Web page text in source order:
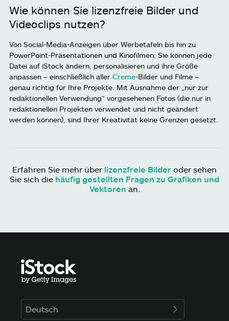
Wie können Sie lizenzfreie Bilder und
Videoclips nutzen?
Von Social-Media-Anzeigen über Werbetafeln bis hin zu
PowerPoint-Präsentationen und Kinofilmen: Sie können jede
Datei auf iStock ändern, personalisieren und ihre Größe
anpassen – einschließlich aller Creme-Bilder und Filme –
genau richtig für Ihre Projekte. Mit Ausnahme der „nur zur
redaktionellen Verwendung“ vorgesehenen Fotos (die nur in
redaktionellen Projekten verwendet und nicht geändert
werden können), sind Ihrer Kreativität keine Grenzen gesetzt.
Erfahren Sie mehr über lizenzfreie Bilder oder sehen
Sie sich die häufig gestellten Fragen zu Grafiken und
Vektoren an.
Deutsch